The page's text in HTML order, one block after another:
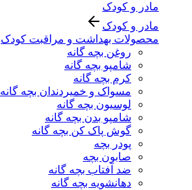
مادر و کودک
مادر و کودک
محصولات بهداشت و مراقبت کودک
روغن بچه گانه
شامپو بچه گانه
کرم بچه گانه
مسواک و خمیردندان بچه گانه
لوسیون بچه گانه
شامپو بدن بچه گانه
گوش پاک کن بچه گانه
پودر بچه
صابون بچه
ضد آفتاب بچه گانه
دهانشویه بچه گانه